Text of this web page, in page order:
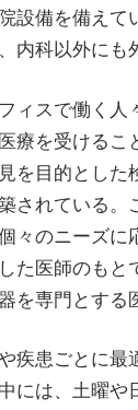
設備を備え
内科以外にも
ィスで働く
療を受ける
を目的とし
されている
々のニーズ
た医師のも
を専門とする
疾患ごとに
には、土曜